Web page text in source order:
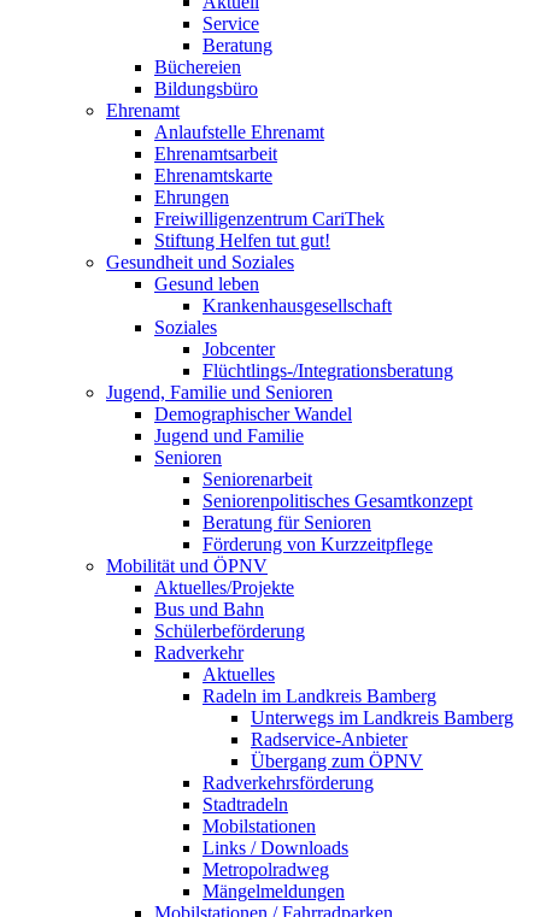
Service
Beratung
Büchereien
Bildungsbüro
Ehrenamt
Anlaufstelle Ehrenamt
Ehrenamtsarbeit
Ehrenamtskarte
Ehrungen
Freiwilligenzentrum CariThek
Stiftung Helfen tut gut!
Gesundheit und Soziales
Gesund leben
Krankenhausgesellschaft
Soziales
Jobcenter
Flüchtlings-/Integrationsberatung
Jugend, Familie und Senioren
Demographischer Wandel
Jugend und Familie
Senioren
Seniorenarbeit
Seniorenpolitisches Gesamtkonzept
Beratung für Senioren
Förderung von Kurzzeitpflege
Mobilität und ÖPNV
Aktuelles/Projekte
Bus und Bahn
Schülerbeförderung
Radverkehr
Aktuelles
Radeln im Landkreis Bamberg
Unterwegs im Landkreis Bamberg
Radservice-Anbieter
Übergang zum ÖPNV
Radverkehrsförderung
Stadtradeln
Mobilstationen
Links / Downloads
Metropolradweg
Mängelmeldungen
Mobilstationen / Fahrradparken